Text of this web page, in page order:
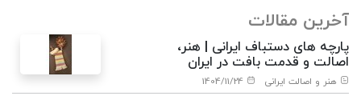
آخرین مقالات
پارچه های دستباف ایرانی | هنر،
اصالت و قدمت بافت در ایران
1404/11/24 هنر و اصالت ایرانی